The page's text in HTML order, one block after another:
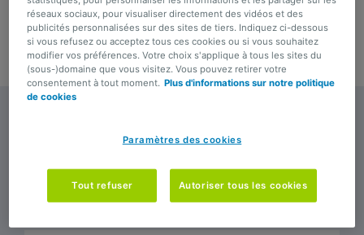
Envie d'en savoir plus ? Poursuivez votre lecture ou
contactezvotre courtierouvotre agence BNP Paribas
Fortis.
L’assuranceResponsabilité Civile
(RC) Cyclo est obligatoirepour
circuler avec votre véhicule.
réseaux sociaux, pour visualiser directement des vidéos et des
publicités personnalisées sur des sites de tiers. Indiquez ci-dessous
si vous refusez ou acceptez tous ces cookies ou si vous souhaitez
modifier vos préférences. Votre choix s'applique à tous les sites du
(sous-)domaine que vous visitez. Vous pouvez retirer votre
consentement à tout moment. Plus d'informations sur notre politique
de cookies
Paramètres des cookies
Tout refuser Autoriser tous les cookies